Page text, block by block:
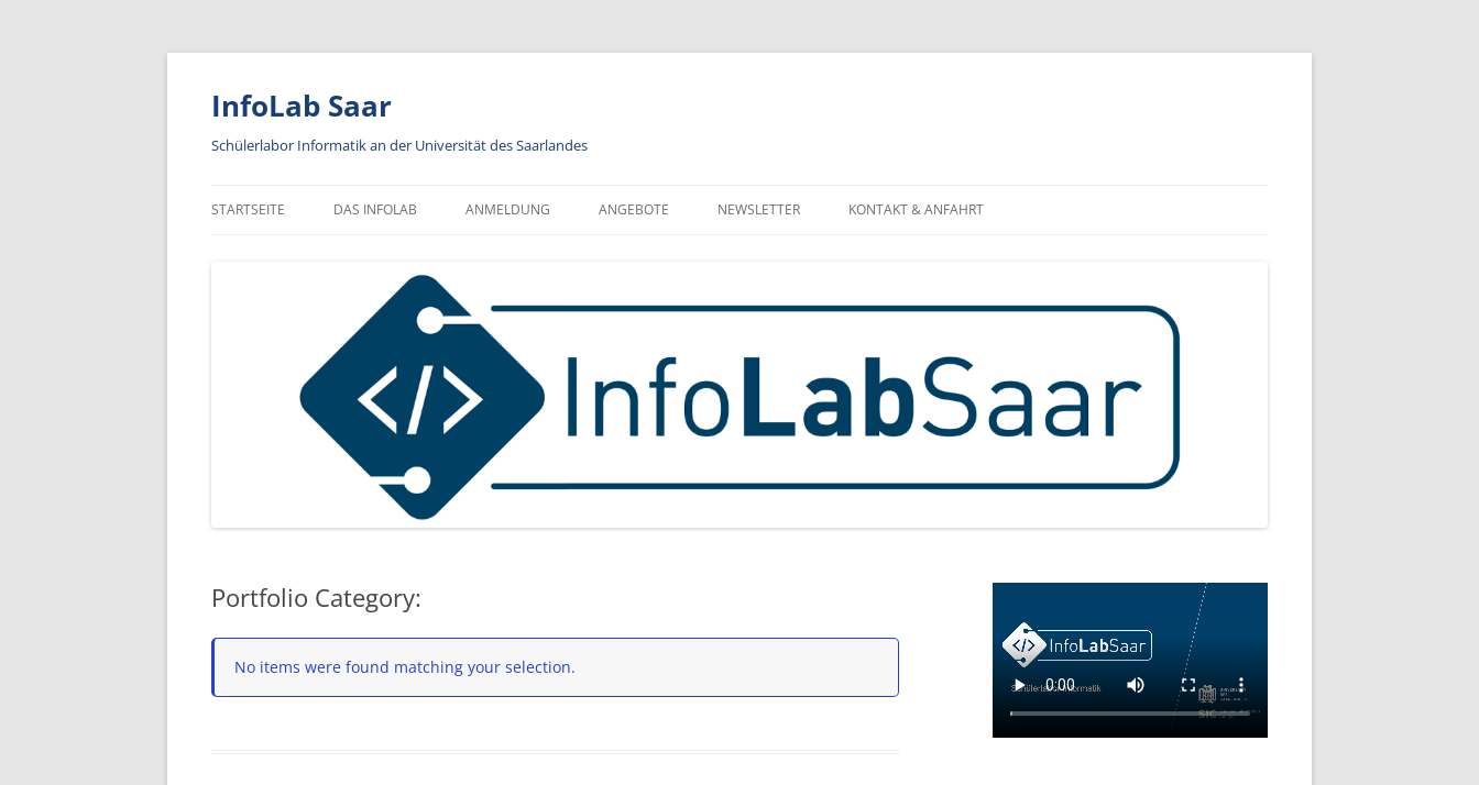
Zum
springen
InfoLab Saar
Schülerlabor Informatik an der Universität des Saarlandes
STARTSEITE DAS INFOLAB ANMELDUNG
INFORMATIONEN ZUR
ANMELDUNG
ANMELDUNG FÜR KLASSEN
ANGEBOTE
BERUFSORIENTIERUNG
NEWSLETTER
NEWSLETTER FÜR LEHRKRÄFTE
KONTAKT & ANFAHRT
Portfolio Category:
No items were found matching your selection.